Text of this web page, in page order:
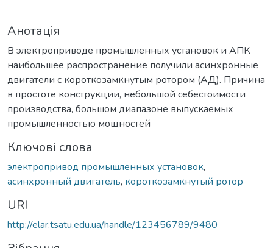
Анотація
В электроприводе промышленных установок и АПК
наибольшее распространение получили асинхронные
двигатели с короткозамкнутым ротором (АД). Причина
в простоте конструкции, небольшой себестоимости
производства, большом диапазоне выпускаемых
промышленностью мощностей
Ключові слова
электропривод промышленных установок,
асинхронный двигатель, короткозамкнутый ротор
URI
http://elar.tsatu.edu.ua/handle/123456789/9480